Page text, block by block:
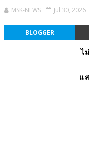
MSK-NEWS Jul 30, 2026
BLOGGER
ไ
แ